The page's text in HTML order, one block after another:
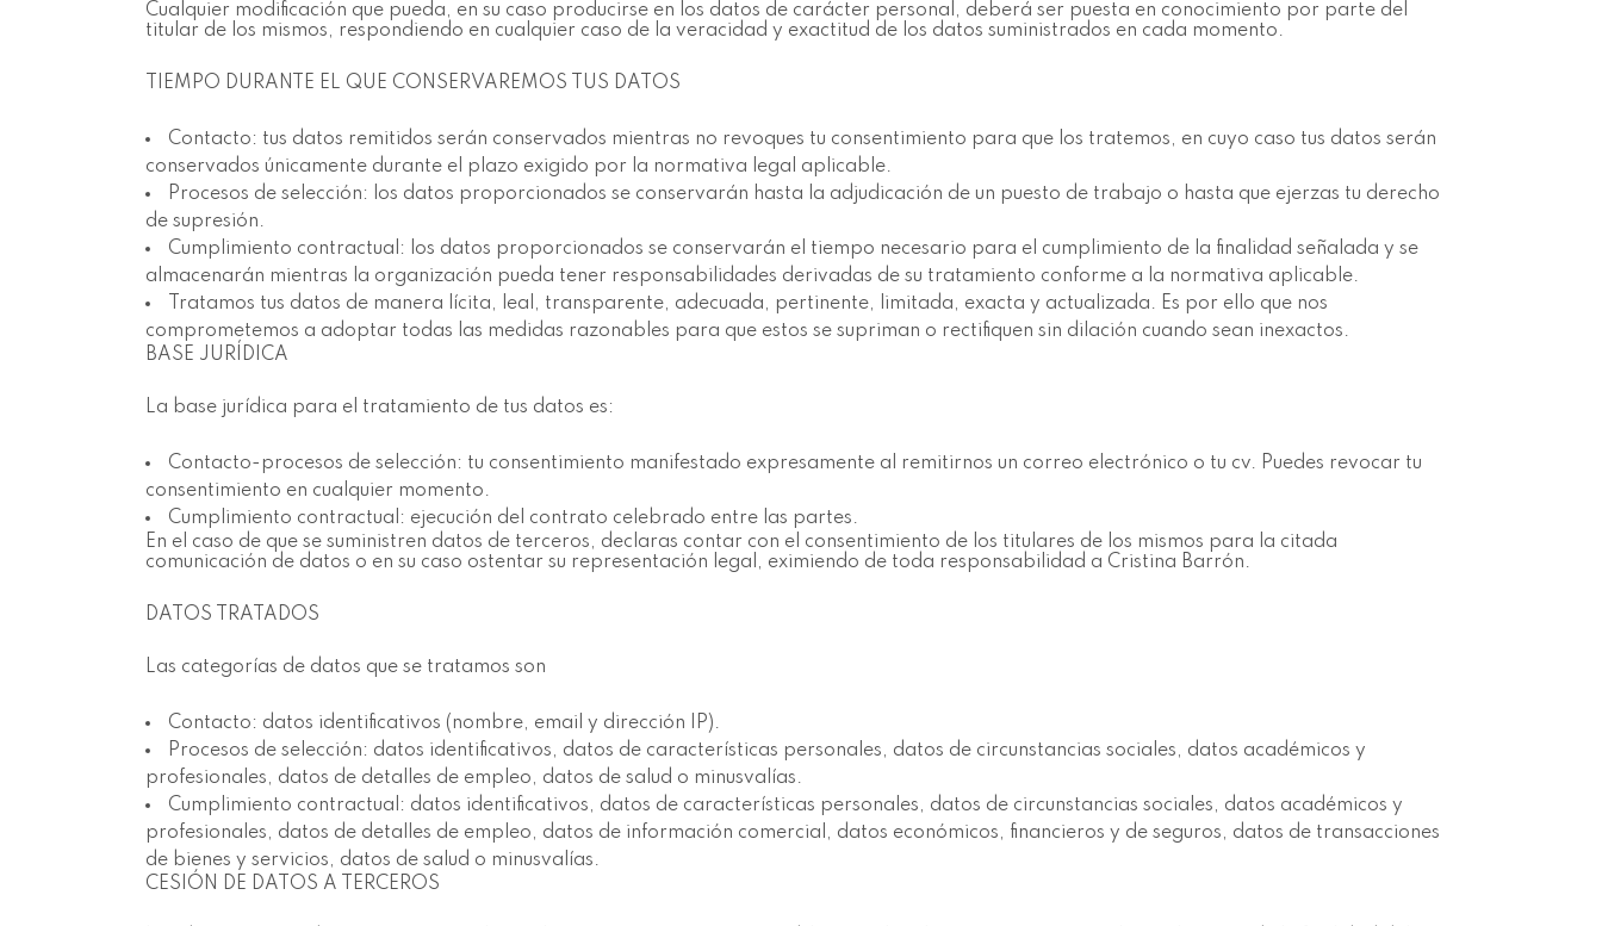
Cualquier modificación que pueda, en su caso producirse en los datos de carácter personal, deberá ser puesta en conocimiento por parte del
titular de los mismos, respondiendo en cualquier caso de la veracidad y exactitud de los datos suministrados en cada momento.
TIEMPO DURANTE EL QUE CONSERVAREMOS TUS DATOS
Contacto: tus datos remitidos serán conservados mientras no revoques tu consentimiento para que los tratemos, en cuyo caso tus datos serán
conservados únicamente durante el plazo exigido por la normativa legal aplicable.
Procesos de selección: los datos proporcionados se conservarán hasta la adjudicación de un puesto de trabajo o hasta que ejerzas tu derecho
de supresión.
Cumplimiento contractual: los datos proporcionados se conservarán el tiempo necesario para el cumplimiento de la finalidad señalada y se
almacenarán mientras la organización pueda tener responsabilidades derivadas de su tratamiento conforme a la normativa aplicable.
Tratamos tus datos de manera lícita, leal, transparente, adecuada, pertinente, limitada, exacta y actualizada. Es por ello que nos
comprometemos a adoptar todas las medidas razonables para que estos se supriman o rectifiquen sin dilación cuando sean inexactos.
BASE JURÍDICA
La base jurídica para el tratamiento de tus datos es:
Contacto-procesos de selección: tu consentimiento manifestado expresamente al remitirnos un correo electrónico o tu cv. Puedes revocar tu
consentimiento en cualquier momento.
Cumplimiento contractual: ejecución del contrato celebrado entre las partes.
En el caso de que se suministren datos de terceros, declaras contar con el consentimiento de los titulares de los mismos para la citada
comunicación de datos o en su caso ostentar su representación legal, eximiendo de toda responsabilidad a Cristina Barrón.
DATOS TRATADOS
Las categorías de datos que se tratamos son
Contacto: datos identificativos (nombre, email y dirección IP).
Procesos de selección: datos identificativos, datos de características personales, datos de circunstancias sociales, datos académicos y
profesionales, datos de detalles de empleo, datos de salud o minusvalías.
Cumplimiento contractual: datos identificativos, datos de características personales, datos de circunstancias sociales, datos académicos y
profesionales, datos de detalles de empleo, datos de información comercial, datos económicos, financieros y de seguros, datos de transacciones
de bienes y servicios, datos de salud o minusvalías.
CESIÓN DE DATOS A TERCEROS